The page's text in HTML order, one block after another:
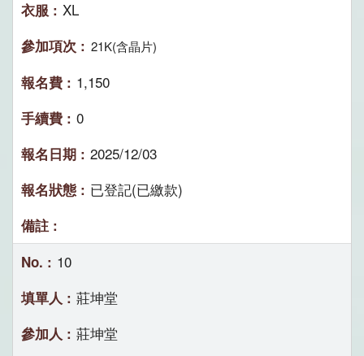
XL
21K(含晶片)
1,150
0
2025/12/03
已登記(已繳款)
10
莊坤堂
莊坤堂